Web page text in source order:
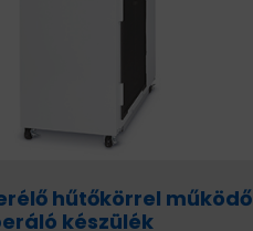
hűtőkörrel működő
készülék